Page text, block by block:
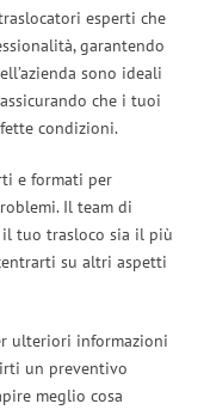
esperti che
garantendo
sono ideali
che i tuoi
condizioni.
e formati per
Il team di
il tuo trasloco sia il più
su altri aspetti
ulteriori informazioni
un preventivo
meglio cosa